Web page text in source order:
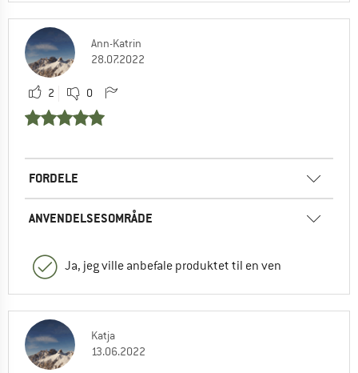
Ann-Katrin
28.07.2022
2 0
FORDELE
ANVENDELSESOMRÅDE
Ja, jeg ville anbefale produktet til en ven
Katja
13.06.2022